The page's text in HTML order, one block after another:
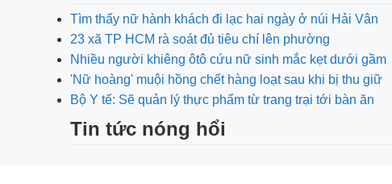
Tìm thấy nữ hành khách đi lạc hai ngày ở núi Hải Vân
23 xã TP HCM rà soát đủ tiêu chí lên phường
Nhiều người khiêng ôtô cứu nữ sinh mắc kẹt dưới gầm
'Nữ hoàng' muội hồng chết hàng loạt sau khi bị thu giữ
Bộ Y tế: Sẽ quản lý thực phẩm từ trang trại tới bàn ăn
Tin tức nóng hổi